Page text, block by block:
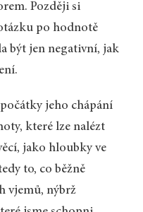
Později si
po hodnotě
být jen negativní, jak
jeho chápání
které lze nalézt
jako hloubky ve
to, co běžně
vjemů, nýbrž